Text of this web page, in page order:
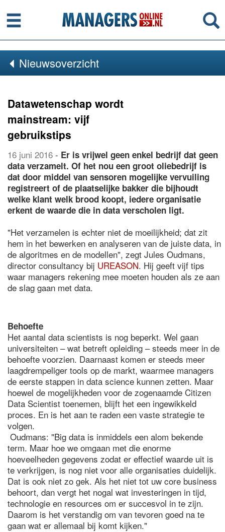
Menu
Nieuwsoverzicht
Datawetenschap wordt
mainstream: vijf
gebruikstips
16 juni 2016 - Er is vrijwel geen enkel bedrijf dat geen
data verzamelt. Of het nou een groot oliebedrijf is
dat door middel van sensoren mogelijke vervuiling
registreert of de plaatselijke bakker die bijhoudt
welke klant welk brood koopt, iedere organisatie
erkent de waarde die in data verscholen ligt.
"Het verzamelen is echter niet de moeilijkheid; dat zit
hem in het bewerken en analyseren van de juiste data, in
de algoritmes en de modellen", zegt Jules Oudmans,
director consultancy bij UREASON. Hij geeft vijf tips
waar managers rekening mee moeten houden als ze aan
de slag gaan met data.
Behoefte
Het aantal data scientists is nog beperkt. Wel gaan
universiteiten – wat betreft opleiding – steeds meer in de
behoefte voorzien. Daarnaast komen er steeds meer
laagdrempeliger tools op de markt, waarmee managers
de eerste stappen in data science kunnen zetten. Maar
hoewel de mogelijkheden voor de zogenaamde Citizen
Data Scientist toenemen, blijft het een ingewikkeld
proces. En is het aan te raden een vaste strategie te
volgen.
Oudmans: "Big data is inmiddels een alom bekende
term. Maar hoe we omgaan met die enorme
hoeveelheden gegevens zodat er effectief waarde uit is
te verkrijgen, is nog niet voor alle organisaties duidelijk.
Dat is ook niet zo gek. Als het niet tot uw core business
behoort, dan vergt het nogal wat investeringen in tijd,
technologie en resources om er succesvol in te zijn.
Daarom is het verstandig om van tevoren goed na te
gaan wat er allemaal bij komt kijken."